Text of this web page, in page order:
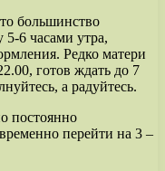
большинство
5-6 часами утра,
Редко матери
готов ждать до 7
а радуйтесь.
постоянно
перейти на 3 –